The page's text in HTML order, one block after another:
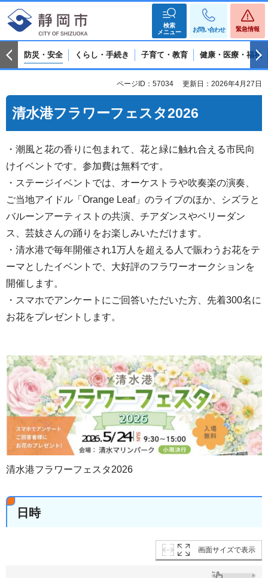
検索
メニュー
お問い合わせ 緊急情報
防災・安全 くらし・手続き 子育て・教育 健康・医療・福祉
ページID：57034 更新日：2026年4月27日
清水港フラワーフェスタ2026
・潮風と花の香りに包まれて、花と緑に触れ合える市民向
けイベントです。参加費は無料です。
・ステージイベントでは、オーケストラや吹奏楽の演奏、
ご当地アイドル「Orange Leaf」のライブのほか、シズラと
バルーンアーティストの共演、チアダンスやベリーダン
ス、芸妓さんの踊りをお楽しみいただけます。
・清水港で毎年開催され1万人を超える人で賑わうお花をテ
ーマとしたイベントで、大好評のフラワーオークションを
開催します。
・スマホでアンケートにご回答いただいた方、先着300名に
お花をプレゼントします。
清水港フラワーフェスタ2026
日時
画面サイズで表示